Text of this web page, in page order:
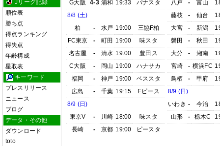
Jリーグ記録
順位表
勝ち点
得点ランキング
得失点
年齢構成
星取表
キーワード
プレスリリース
ニュース
ブログ
データ・その他
ダウンロード
toto
G大阪
4-3 浦和 19:33
パナスタ
8/8 (土)
柏
- 水戸 19:00
三協F柏
FC東京
- 町田 19:00
味スタ
名古屋
- 清水 19:00
豊田ス
C大阪
- 岡山 19:00
ハナサカ
福岡
- 神戸 19:00
ベススタ
広島
- 千葉 19:15
Eピース
8/9 (日)
東京V
- 川崎 18:00
味スタ
長崎
- 京都 19:00 ピースタ
八戸
- 富山
藤枝
- 仙台
大宮
- 新潟
磐田
- 秋田
大分
- 湘南
宮崎
- 横浜FC
鳥栖
- 甲府
8/9 (日)
いわき - 今治
山形
- 栃木C